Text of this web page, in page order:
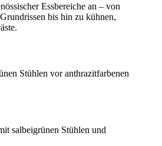
Essbereiche an – von
bis hin zu kühnen,
Stühlen vor anthrazitfarbenen
salbeigrünen Stühlen und